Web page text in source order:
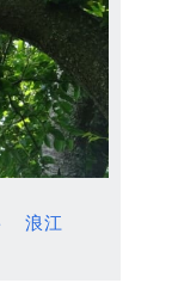
浪江